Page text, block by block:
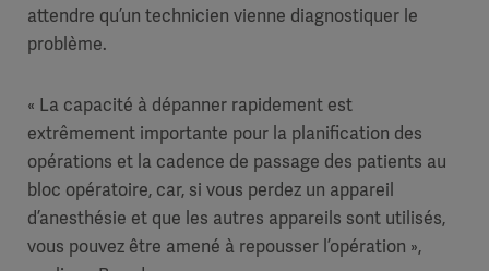
attendre qu’un technicien vienne diagnostiquer le
problème.
« La capacité à dépanner rapidement est
extrêmement importante pour la planification des
opérations et la cadence de passage des patients au
bloc opératoire, car, si vous perdez un appareil
d’anesthésie et que les autres appareils sont utilisés,
vous pouvez être amené à repousser l’opération »,